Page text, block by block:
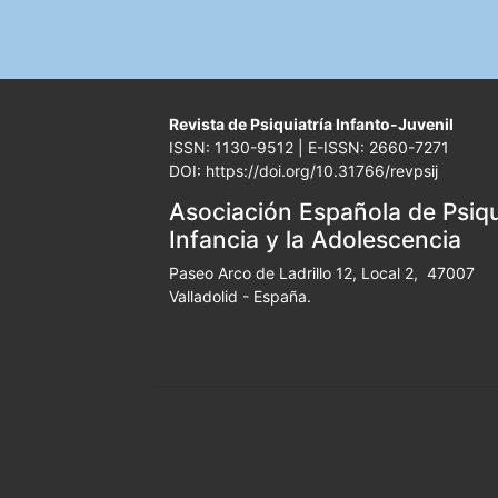
Revista de Psiquiatría Infanto-Juvenil
ISSN: 1130-9512 | E-ISSN: 2660-7271
DOI: https://doi.org/10.31766/revpsij
Asociación Española de
Infancia y la Adolescencia
Paseo Arco de Ladrillo 12, Local 2, 47007
Valladolid - España.